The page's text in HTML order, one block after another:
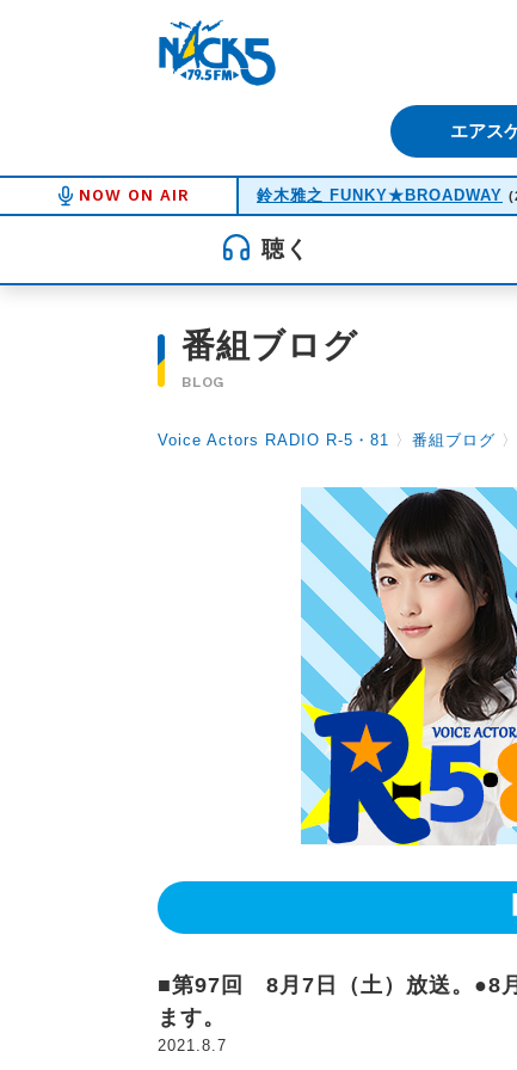
エアス
NOW ON AIR 鈴木雅之 FUNKY★BROADWAY
聴く
番組ブログ
BLOG
Voice Actors RADIO R-5・81 〉 番組ブログ 〉
■第97回 8月7日（土）放送。●8
ます。
2021.8.7